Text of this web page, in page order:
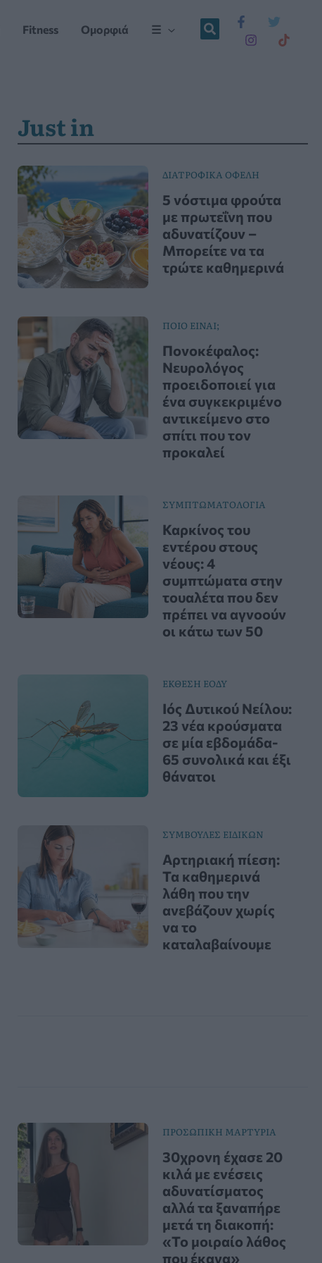
Fitness Ομορφιά ☰
Just in
ΔΙΑΤΡΟΦΙΚΑ ΟΦΕΛΗ
5 νόστιμα φρούτα
με πρωτεΐνη που
αδυνατίζουν –
Μπορείτε να τα
τρώτε καθημερινά
ΠΟΙΟ ΕΙΝΑΙ;
Πονοκέφαλος:
Νευρολόγος
προειδοποιεί για
ένα συγκεκριμένο
αντικείμενο στο
σπίτι που τον
προκαλεί
ΣΥΜΠΤΩΜΑΤΟΛΟΓΙΑ
Καρκίνος του
εντέρου στους
νέους: 4
συμπτώματα στην
τουαλέτα που δεν
πρέπει να αγνοούν
οι κάτω των 50
ΕΚΘΕΣΗ ΕΟΔΥ
Ιός Δυτικού Νείλου:
23 νέα κρούσματα
σε μία εβδομάδα-
65 συνολικά και έξι
θάνατοι
ΣΥΜΒΟΥΛΕΣ ΕΙΔΙΚΩΝ
Αρτηριακή πίεση:
Τα καθημερινά
λάθη που την
ανεβάζουν χωρίς
να το
καταλαβαίνουμε
ΠΡΟΣΩΠΙΚΗ ΜΑΡΤΥΡΙΑ
30χρονη έχασε 20
κιλά με ενέσεις
αδυνατίσματος
αλλά τα ξαναπήρε
μετά τη διακοπή:
«Το μοιραίο λάθος
που έκανα»